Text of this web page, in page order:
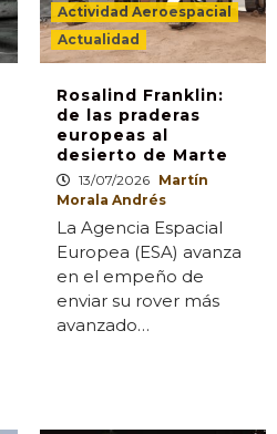
Actividad Aeroespacial
Actualidad
Rosalind Franklin:
de las praderas
europeas al
desierto de Marte
13/07/2026 Martín
Morala Andrés
La Agencia Espacial
Europea (ESA) avanza
en el empeño de
enviar su rover más
avanzado…